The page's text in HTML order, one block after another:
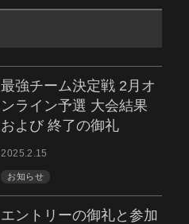
最強チーム決定戦 2月オ
ンライン予選 大会結果
および 終了の御礼
2025.2.15
お知らせ
エントリーの御礼と参加